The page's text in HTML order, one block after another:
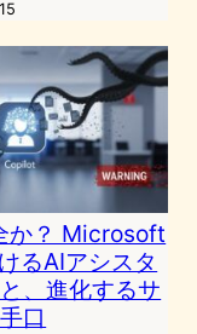
か？ Microsoft
るAIアシスタ
、進化するサ
口